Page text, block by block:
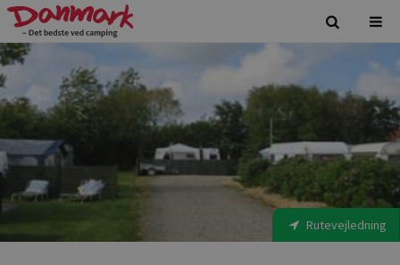
Rutevejledning